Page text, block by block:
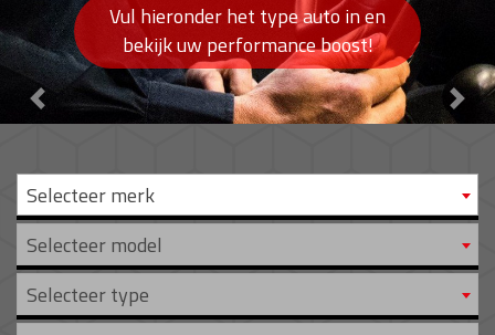
Vul hieronder het type auto in en
bekijk uw performance boost!
Previous
Selecteer merk
Selecteer model
Selecteer type